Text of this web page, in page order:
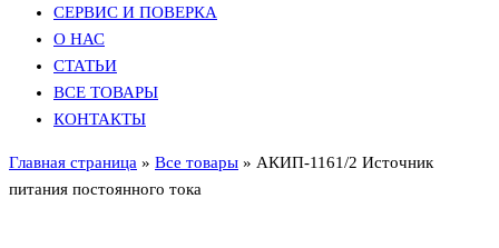
СЕРВИС И ПОВЕРКА
О НАС
СТАТЬИ
ВСЕ ТОВАРЫ
КОНТАКТЫ
Главная страница » Все товары » АКИП-1161/2 Источник
питания постоянного тока